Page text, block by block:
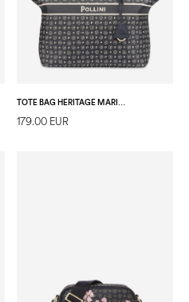
TOTE BAG HERITAGE MARINA BLU
179.00 EUR